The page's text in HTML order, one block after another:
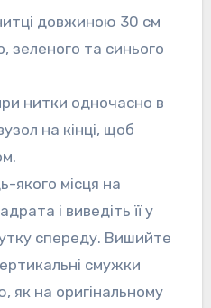
довжиною 30 см
зеленого та синього
нитки одночасно в
на кінці, щоб
якого місця на
і виведіть її у
спереду. Вишийте
смужки
як на оригінальному